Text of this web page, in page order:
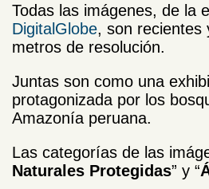
Todas las imágenes, de la
DigitalGlobe, son recientes
metros de resolución.
Juntas son como una
protagonizada por los
Amazonía peruana.
Las categorías de las
Naturales Protegidas” y “